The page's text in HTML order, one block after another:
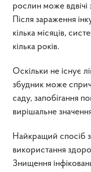
рослин може вдвічі
Після зараження
кілька місяців,
кілька років.
Оскільки не існує
збудник може
саду, запобігання
вирішальне
Найкращий спосіб
використання
Знищення